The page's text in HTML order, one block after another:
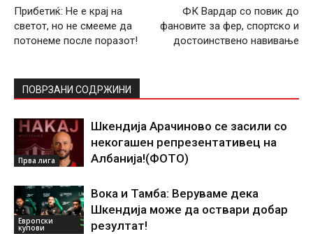
Прибетиќ: Не е крај на
светот, но не смееме да
потонеме после поразот!
ФК Вардар со повик до
фановите за фер, спортско и
достоинствено навивање
ПОВРЗАНИ СОДРЖИНИ
Прва лига
Шкендија Арачиново се засили со
некогашен репрезентативец на
Албанија!(ФОТО)
Европски
купови
Вока и Тамба: Веруваме дека
Шкендија може да оствари добар
резултат!